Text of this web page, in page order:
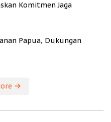
Komitmen Jaga
Papua, Dukungan